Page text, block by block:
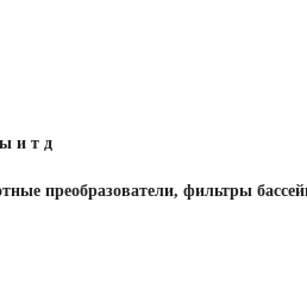
и т д
преобразователи, фильтры